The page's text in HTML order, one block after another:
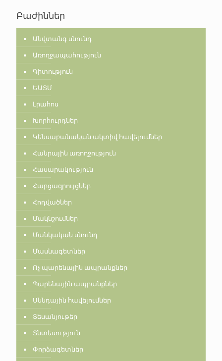
Բաժիններ
Անվտանգ սնունդ
Առողջապահություն
Գիտություն
ԵԱՏՄ
Լրահոս
Խորհուրդներ
Կենսաբանական ակտիվ հավելումներ
Հանրային առողջություն
Հասարակություն
Հարցազրույցներ
Հոդվածներ
Մակնշումներ
Մանկական սնունդ
Մասնագետներ
Ոչ պարենային ապրանքներ
Պարենային ապրանքներ
Սննդային հավելումներ
Տեսանյութեր
Տնտեսություն
Փորձագետներ